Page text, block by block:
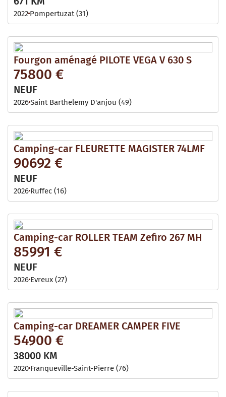
2022 Pompertuzat (31)
Fourgon aménagé PILOTE VEGA V 630 S
75800 €
NEUF
2026Saint Barthelemy D'anjou (49)
Camping-car FLEURETTE MAGISTER 74LMF
90692 €
NEUF
2026 Ruffec (16)
Camping-car ROLLER TEAM Zefiro 267 MH
85991 €
NEUF
2026 Evreux (27)
Camping-car DREAMER CAMPER FIVE
54900 €
38000 KM
2020 Franqueville-Saint-Pierre (76)